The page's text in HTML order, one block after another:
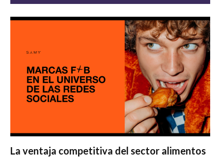
La ventaja competitiva del sector alimentos